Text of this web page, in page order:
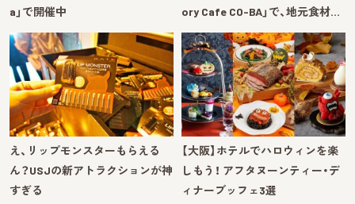
a」で開催中
ory Cafe CO-BA」で、地元食材…
え、リップモンスターもらえる
ん？USJの新アトラクションが神
すぎる
【大阪】ホテルでハロウィンを楽
しもう！ アフタヌーンティー・デ
ィナーブッフェ3選